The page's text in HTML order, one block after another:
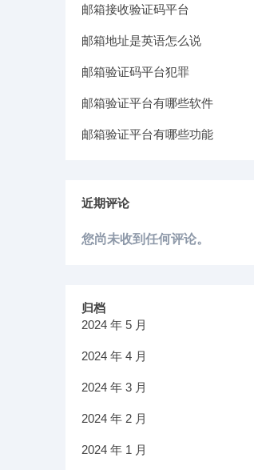
邮箱接收验证码平台
邮箱地址是英语怎么说
邮箱验证码平台犯罪
邮箱验证平台有哪些软件
邮箱验证平台有哪些功能
近期评论
您尚未收到任何评论。
归档
2024 年 5 月
2024 年 4 月
2024 年 3 月
2024 年 2 月
2024 年 1 月